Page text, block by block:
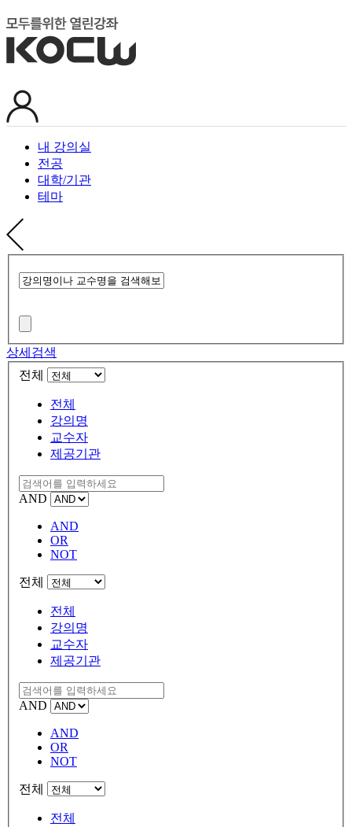
내 강의실
전공
대학/기관
테마
상세검색
전체
전체
강의명
교수자
제공기관
AND
AND
OR
NOT
전체
전체
강의명
교수자
제공기관
AND
AND
OR
NOT
전체
전체